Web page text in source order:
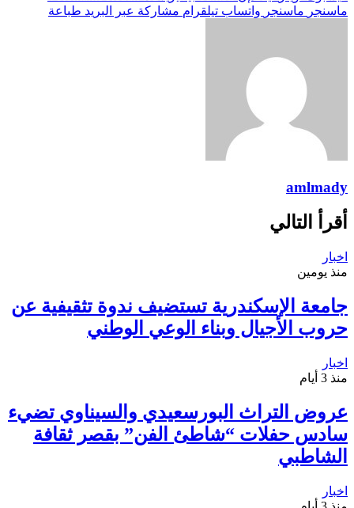
ماسنجر ماسنجر واتساب تيلقرام مشاركة عبر البريد طباعة
amlmady
أقرأ التالي
اخبار
منذ يومين
جامعة الإسكندرية تستضيف ندوة تثقيفية عن
حروب الأجيال وبناء الوعي الوطني
اخبار
منذ 3 أيام
عروض التراث البورسعيدي والسيناوي تضيء
سادس حفلات “شاطئ الفن” بقصر ثقافة
الشاطبي
اخبار